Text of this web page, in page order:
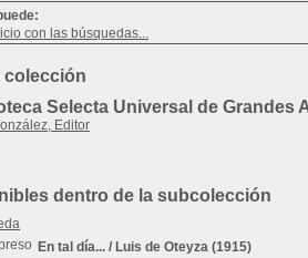
con las búsquedas...
colección
Selecta Universal de Grandes
Editor
dentro de la subcolección
En tal día... / Luis de Oteyza (1915)